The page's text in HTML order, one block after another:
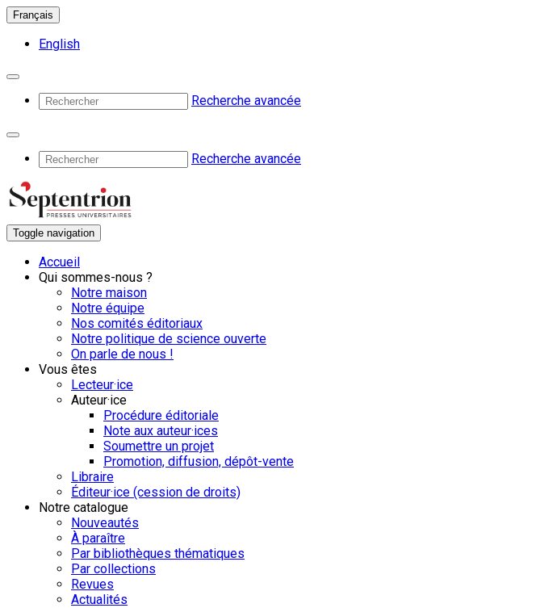
Français
English
Recherche avancée
Recherche avancée
Toggle navigation
Accueil
Qui sommes-nous ?
Notre maison
Notre équipe
Nos comités éditoriaux
Notre politique de science ouverte
On parle de nous !
Vous êtes
Lecteur·ice
Auteur·ice
Procédure éditoriale
Note aux auteur·ices
Soumettre un projet
Promotion, diffusion, dépôt-vente
Libraire
Éditeur·ice (cession de droits)
Notre catalogue
Nouveautés
À paraître
Par bibliothèques thématiques
Par collections
Revues
Actualités